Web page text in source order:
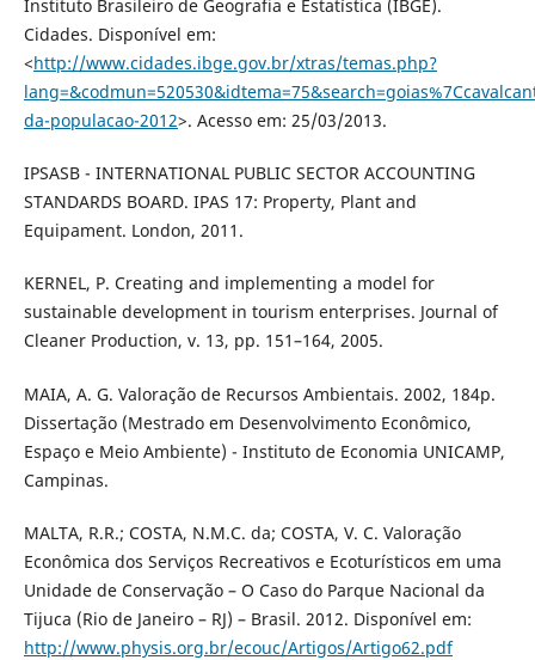
Instituto Brasileiro de Geografia e Estatística (IBGE).
Cidades. Disponível em:
<http://www.cidades.ibge.gov.br/xtras/temas.php?
da-populacao-2012>. Acesso em: 25/03/2013.
IPSASB - INTERNATIONAL PUBLIC SECTOR ACCOUNTING
STANDARDS BOARD. IPAS 17: Property, Plant and
Equipament. London, 2011.
KERNEL, P. Creating and implementing a model for
sustainable development in tourism enterprises. Journal of
Cleaner Production, v. 13, pp. 151–164, 2005.
MAIA, A. G. Valoração de Recursos Ambientais. 2002, 184p.
Dissertação (Mestrado em Desenvolvimento Econômico,
Espaço e Meio Ambiente) - Instituto de Economia UNICAMP,
Campinas.
MALTA, R.R.; COSTA, N.M.C. da; COSTA, V. C. Valoração
Econômica dos Serviços Recreativos e Ecoturísticos em uma
Unidade de Conservação – O Caso do Parque Nacional da
Tijuca (Rio de Janeiro – RJ) – Brasil. 2012. Disponível em:
http://www.physis.org.br/ecouc/Artigos/Artigo62.pdf